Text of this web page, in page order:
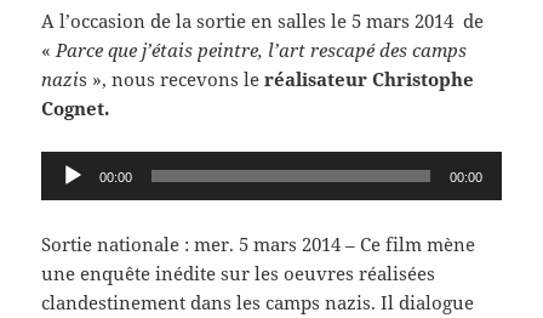
A l’occasion de la sortie en salles le 5 mars 2014 de
«Parce que j’étais peintre, l’art rescapé des camps
nazis », nous recevons leréalisateur Christophe
Cognet.
Lecteur
audio
00:00 00:00
Sortie nationale : mer. 5 mars 2014 – Ce film mène
une enquête inédite sur les oeuvres réalisées
clandestinement dans les camps nazis. Il dialogue